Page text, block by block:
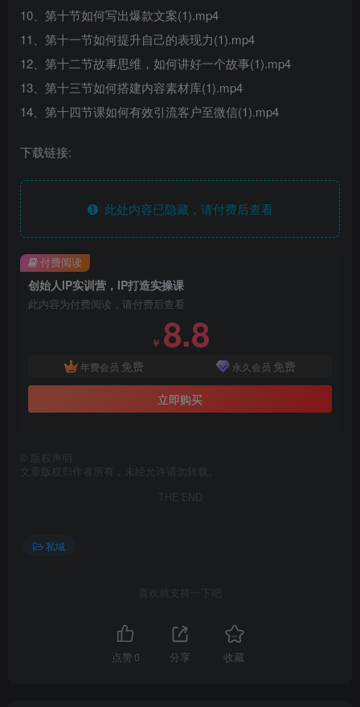
10、第十节如何写出爆款文案(1).mp4
11、第十一节如何提升自己的表现力(1).mp4
12、第十二节故事思维，如何讲好一个故事(1).mp4
13、第十三节如何搭建内容素材库(1).mp4
14、第十四节课如何有效引流客户至微信(1).mp4
下载链接:
此处内容已隐藏，请付费后查看
创始人IP实训营，IP打造实操课
此内容为付费阅读，请付费后查看
￥ 8.8
年费会员 免费 永久会员 免费
立即购买
付费阅读
版权声明
文章版权归作者所有，未经允许请勿转载。
THE END
私域
喜欢就支持一下吧
点赞 0 分享 收藏